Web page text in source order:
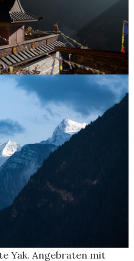
Yak. Angebraten mit